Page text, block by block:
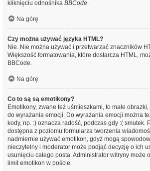
kliknięciu odnośnika BBCode.
Na górę
Czy można używać języka HTML?
Nie. Nie można używać i przetwarzać znaczników
Większość formatowania, które dostarcza HTML,
BBCode.
Na górę
Co to są są emotikony?
Emotikony, zwane też uśmieszkami, to małe
do wyrażania emocji. Do wyrażania emocji można
kody, np. :) oznacza radość, podczas gdy :( smutek.
dostępna z poziomu formularza tworzenia
nadmiernie używać emotikon, gdyż mogą
nieczytelny i moderator może podjąć decyzję o ich
usunięciu całego posta. Administrator witryny może
limit emotikon w poście.